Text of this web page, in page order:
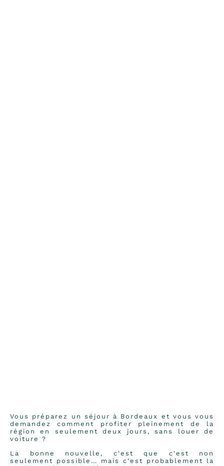
Vous préparez un séjour à Bordeaux et vous vous
demandez comment profiter pleinement de la
région en seulement deux jours, sans louer de
voiture ?
La bonne nouvelle, c'est que c'est non
seulement possible… mais c'est probablement la